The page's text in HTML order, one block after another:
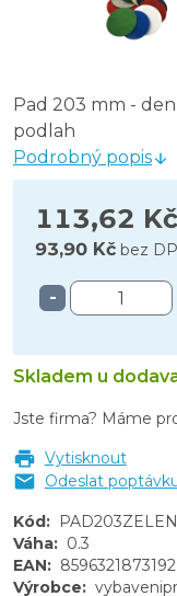
Pad 203 mm -
podlah
Podrobný popis
113,62 Kč
93,90 Kč bez
-
Skladem u
Jste firma? Máme
Vytisknout
Odeslat
Kód:
Váha: 0.3
EAN: 8596321873192
Výrobce: